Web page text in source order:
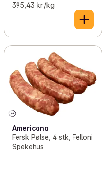
395,43 kr /kg
Americana
Fersk Pølse, 4 stk, Felloni
Spekehus